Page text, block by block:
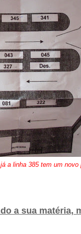
a linha 385 tem um novo
a sua matéria,